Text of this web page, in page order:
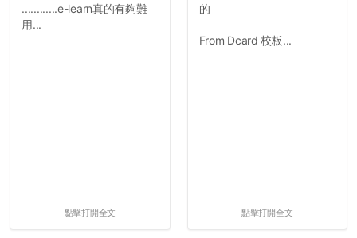
............e-learn真的有夠難
用...
點擊打開全文
的
From Dcard 校板...
點擊打開全文